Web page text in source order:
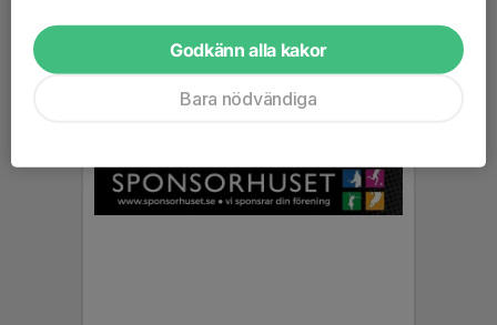
Godkänn alla kakor
Bara nödvändiga